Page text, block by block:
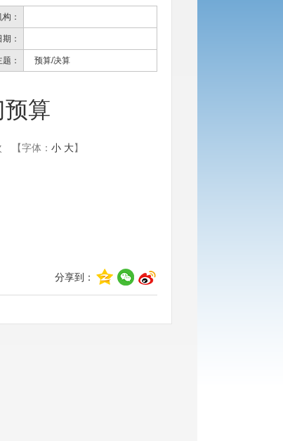
：
：
： 预算/决算
算
【字体： 小 大】
分享到：